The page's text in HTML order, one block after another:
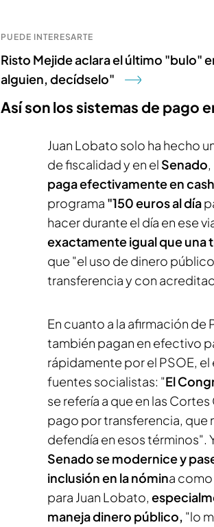
PUEDE INTERESARTE
Risto Mejide aclara el último "bulo"
alguien, decídselo"
Así son los sistemas de pago
Juan Lobato solo ha hecho
de fiscalidad y en el Senado,
paga efectivamente en
programa "150 euros al día
hacer durante el día en ese
exactamente igual que una
que "el uso de dinero
transferencia y con
En cuanto a la afirmación de
también pagan en efectivo
rápidamente por el PSOE,
fuentes socialistas: "El
se refería a que en las
pago por transferencia, que
defendía en esos términos".
Senado se modernice y
inclusión en la nómina como
para Juan Lobato,
maneja dinero público, "lo